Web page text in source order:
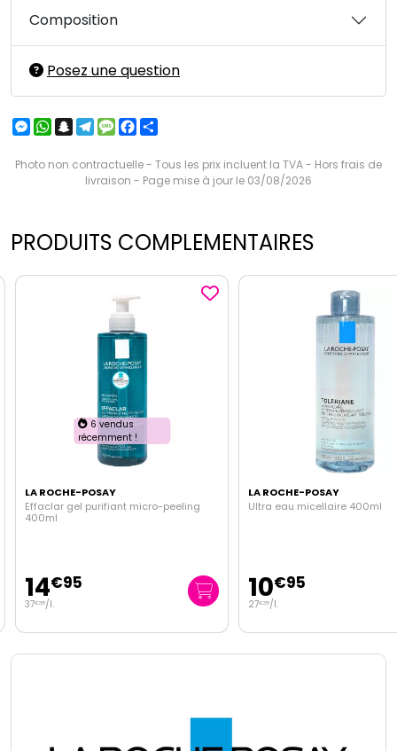
Composition
Posez une question
Messenger
WhatsApp
Snapchat
Telegram
MessageFacebook
Photo non contractuelle - Tous les prix incluent la TVA - Hors frais de
livraison - Page mise à jour le 03/08/2026
PRODUITS COMPLEMENTAIRES
6 vendus
récemment !
LA ROCHE-POSAY
Effaclar gel purifiant micro-peeling
400ml
14€95
37€38/l.
LA ROCHE-POSAY
Ultra eau micellaire 400ml
10€95
27€38/l.